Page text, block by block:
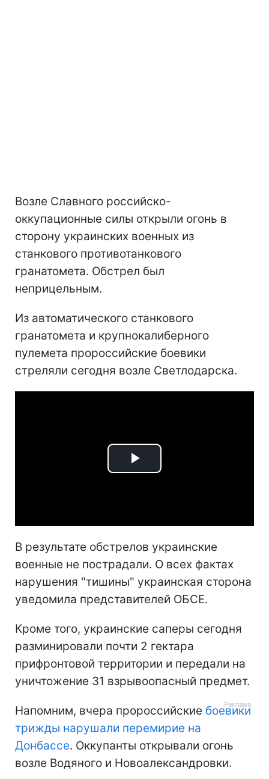
Возле Славного российско-
оккупационные силы открыли огонь в
сторону украинских военных из
станкового противотанкового
гранатомета. Обстрел был
неприцельным.
Из автоматического станкового
гранатомета и крупнокалиберного
пулемета пророссийские боевики
стреляли сегодня возле Светлодарска.
Play
В результате обстрелов украинские
военные не пострадали. О всех фактах
нарушения "тишины" украинская сторона
уведомила представителей ОБСЕ.
Кроме того, украинские саперы сегодня
разминировали почти 2 гектара
прифронтовой территории и передали на
уничтожение 31 взрывоопасный предмет.
Напомним, вчера пророссийские боевики
трижды нарушали перемирие на
Донбассе. Оккупанты открывали огонь
возле Водяного и Новоалександровки.